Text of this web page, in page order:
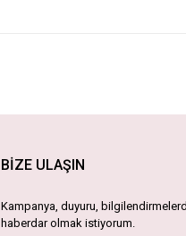
BİZE ULAŞIN
Kampanya, duyuru,
haberdar olmak istiyorum.